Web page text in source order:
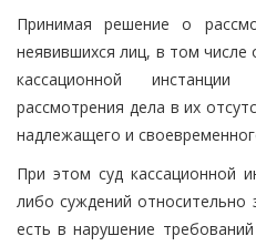
Принимая решение о
неявившихся лиц, в том числе
кассационной
рассмотрения дела в их
надлежащего и
При этом суд кассационной
либо суждений относительно
есть в нарушение